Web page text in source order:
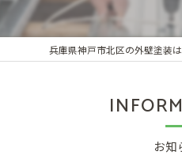
兵庫県神戸市北区の外壁塗装
お知